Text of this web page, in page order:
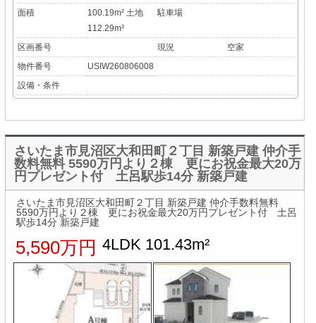
面積
100.19m² 土地
112.29m²
駐車場
区画番号 現況
空家
物件番号
USIW260806008
設備・条件
さいたま市見沼区大和田町２丁目 新築戸建 仲介手
数料無料 5590万円より２棟 更にお祝金最大20万
円プレゼント付 土呂駅歩14分 新築戸建
さいたま市見沼区大和田町２丁目 新築戸建 仲介手数料無料
5590万円より２棟 更にお祝金最大20万円プレゼント付 土呂
駅歩14分 新築戸建
5,590万円 4LDK 101.43m²